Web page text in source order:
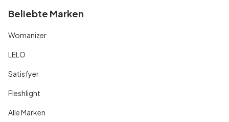
Beliebte Marken
Womanizer
LELO
Satisfyer
Fleshlight
Alle Marken